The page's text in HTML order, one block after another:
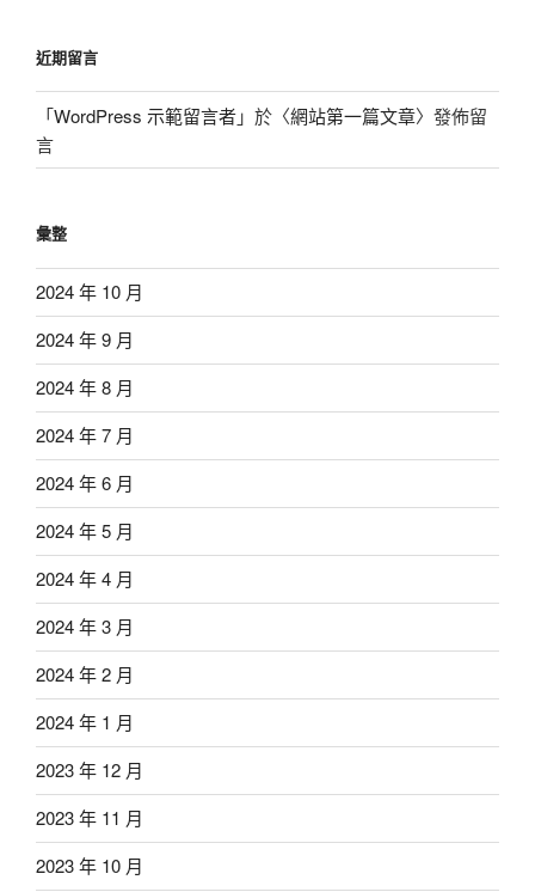
近期留言
「WordPress 示範留言者」於〈網站第一篇文章〉發佈留
言
彙整
2024 年 10 月
2024 年 9 月
2024 年 8 月
2024 年 7 月
2024 年 6 月
2024 年 5 月
2024 年 4 月
2024 年 3 月
2024 年 2 月
2024 年 1 月
2023 年 12 月
2023 年 11 月
2023 年 10 月